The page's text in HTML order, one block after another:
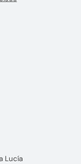
Lucía